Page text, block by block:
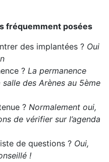
fréquemment posées
des implantées ? Oui
? La permanence
salle des Arènes au 5ème
? Normalement oui,
de vérifier sur l’agenda
de questions ? Oui,
!